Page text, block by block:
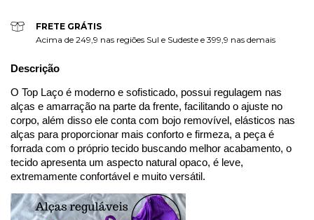
FRETE GRÁTIS
Acima de 249,9 nas regiões Sul e Sudeste e 399,9 nas demais
Descrição
O Top Laço é moderno e sofisticado, possui regulagem nas
alças e amarração na parte da frente, facilitando o ajuste no
corpo, além disso ele conta com bojo removível, elásticos nas
alças para proporcionar mais conforto e firmeza, a peça é
forrada com o próprio tecido buscando melhor acabamento, o
tecido apresenta um aspecto natural opaco, é leve,
extremamente confortável e muito versátil.